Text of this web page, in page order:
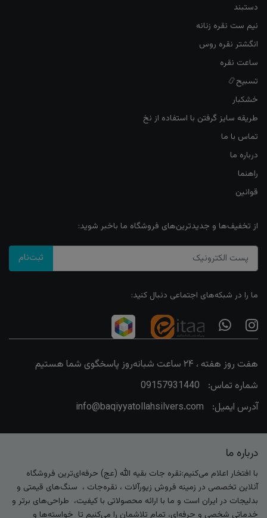
دستبند
نیم ست نقره زنانه
انگشتر نقره روس
ساعت نقره
تسبیح📿
خشکبار
طریقه سایز گرفتن با استفاده از نخ
تماس با ما
درباره ما
راهنما
قوانین
از تخفیف‌ها و جدیدترین‌های فروشگاه ما باخبر شوید:
ثبت‌نام
ما را در شبکه‌های اجتماعی دنبال کنید:
هفت روز هفته ، ۲۴ ساعت شبانه‌روز پاسخگوی شما هستیم
شماره تماس:
09157931440
آدرس ایمیل:
info@baqiyyatollahsilvers.com
درباره ما
با افتخار اعلام می‌کنیم:نقره جات بقیه الله (عج) حرفه‌ای‌ترین فروشگاه
آنلاین تخصصی در زمینه فروش زیورآلات ، نقره‌جات ، سنگ‌های قیمتی و
بدلیجات در ایران است و ما با ارائه محصولاتی با کیفیت، طراحی‌های برتر و
خدماتی شخصی و حرفه‌ای، تمام تلاشمان را می‌کنیم تا خواسته‌ها و